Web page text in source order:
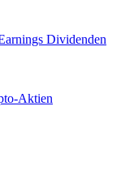
Dividenden
Aktien